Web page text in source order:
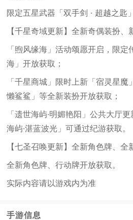
限定五星武器「双手剑 · 超越之匙
【千星奇域更新】全新奇偶装扮、
「煦风缘海」活动颂愿开启，限
海」开放获取；
「千星商城」限时上新「宿灵星
懒鲨鲨」等全新装扮开放获取；
「遗世海屿·明媚艳阳」公共大厅
海屿·湛蓝波光」可通过纪游获取。
【七圣召唤更新】全新角色牌、全
全新角色牌、行动牌开放获取。
实际内容请以游戏内为准
手游信息